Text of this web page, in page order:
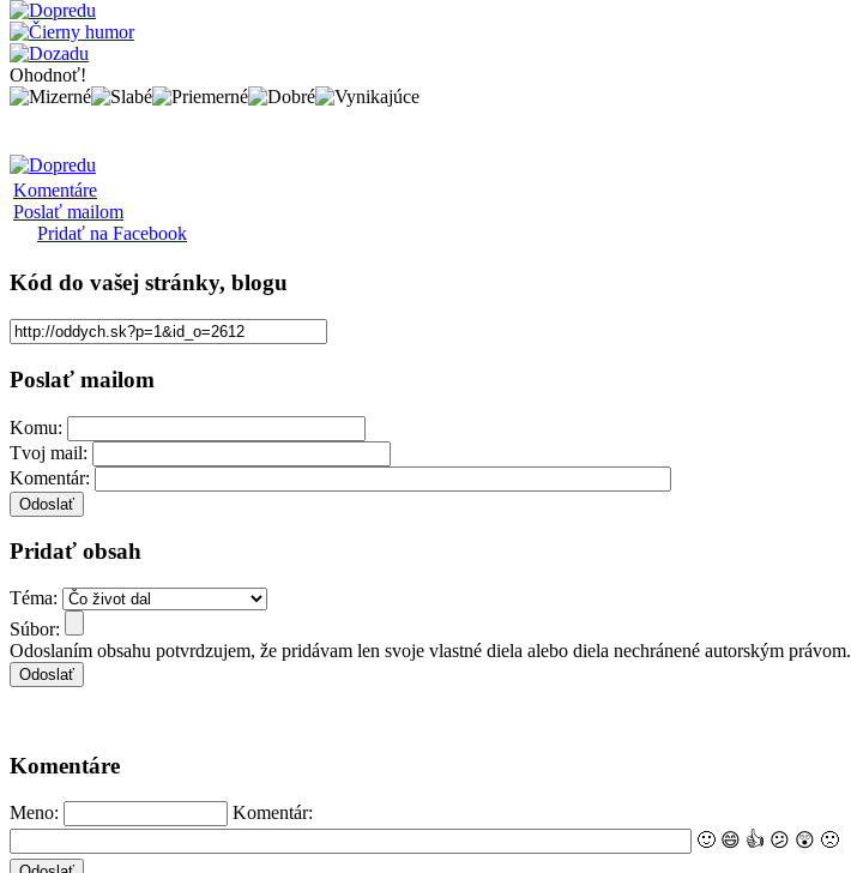
Ohodnoť!
Komentáre
Poslať mailom
Pridať na Facebook
Kód do vašej stránky, blogu
Poslať mailom
Komu:
Tvoj mail:
Komentár:
Pridať obsah
Téma:
Súbor:
Odoslaním obsahu potvrdzujem, že pridávam len svoje vlastné diela alebo diela nechránené autorským právom.
Komentáre
Meno:
Komentár:
🙂 😄 👍 😕 😲 🙁